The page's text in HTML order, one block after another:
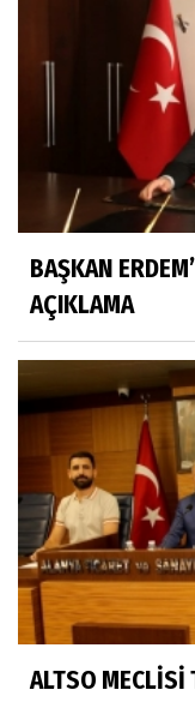
BAŞKAN
AÇIKLAMA
ALTSO MECLİSİ